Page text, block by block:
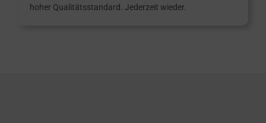
hoher Qualitätsstandard. Jederzeit wieder.